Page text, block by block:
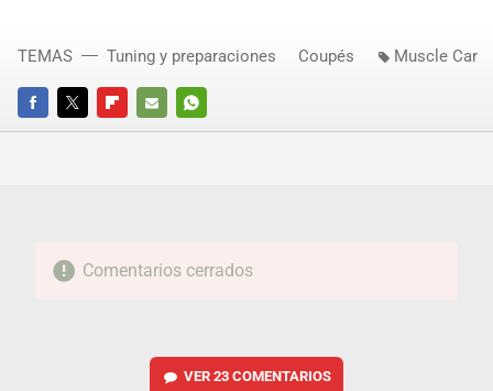
FACEBOOKTWITTERFLIPBOARD
E-
WHATSAPP
TEMAS Tuning y preparaciones Coupés Muscle Car
Comentarios cerrados
VER 23 COMENTARIOS